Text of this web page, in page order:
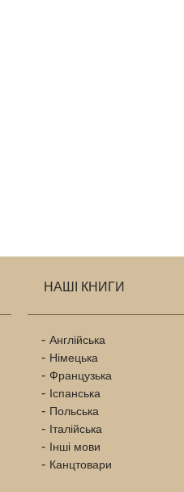
НАШІ КНИГИ
Англійська
Німецька
Французька
Іспанська
Польська
Італійська
Інші мови
Канцтовари